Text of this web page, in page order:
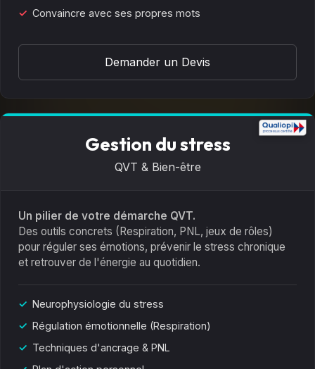
Convaincre avec ses propres mots
Demander un Devis
Gestion du stress
QVT & Bien-être
Un pilier de votre démarche QVT.
Des outils concrets (Respiration, PNL, jeux de rôles)
pour réguler ses émotions, prévenir le stress chronique
et retrouver de l'énergie au quotidien.
Neurophysiologie du stress
Régulation émotionnelle (Respiration)
Techniques d'ancrage & PNL